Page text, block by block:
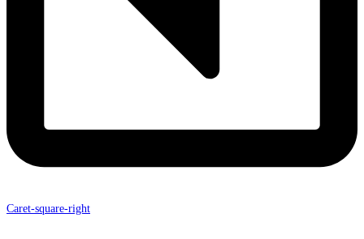
Caret-square-right